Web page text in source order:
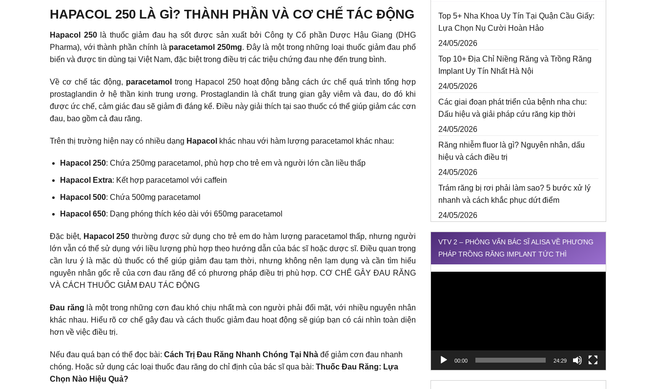
HAPACOL 250 LÀ GÌ? THÀNH PHẦN VÀ CƠ CHẾ TÁC ĐỘNG
Hapacol 250là thuốc giảm đau hạ sốt được sản xuất bởi Công ty Cổ phần Dược Hậu Giang (DHG
Pharma), với thành phần chính là paracetamol 250mg. Đây là một trong những loại thuốc giảm đau phổ
biến và được tin dùng tại Việt Nam, đặc biệt trong điều trị các triệu chứng đau nhẹ đến trung bình.
Về cơ chế tác động, paracetamol trong Hapacol 250 hoạt động bằng cách ức chế quá trình tổng hợp
prostaglandin ở hệ thần kinh trung ương. Prostaglandin là chất trung gian gây viêm và đau, do đó khi
được ức chế, cảm giác đau sẽ giảm đi đáng kể. Điều này giải thích tại sao thuốc có thể giúp giảm các cơn
đau, bao gồm cả đau răng.
Trên thị trường hiện nay có nhiều dạng Hapacol khác nhau với hàm lượng paracetamol khác nhau:
Hapacol 250: Chứa 250mg paracetamol, phù hợp cho trẻ em và người lớn cần liều thấp
Hapacol Extra: Kết hợp paracetamol với caffein
Hapacol 500: Chứa 500mg paracetamol
Hapacol 650: Dạng phóng thích kéo dài với 650mg paracetamol
Đặc biệt, Hapacol 250 thường được sử dụng cho trẻ em do hàm lượng paracetamol thấp, nhưng người
lớn vẫn có thể sử dụng với liều lượng phù hợp theo hướng dẫn của bác sĩ hoặc dược sĩ. Điều quan trọng
cần lưu ý là mặc dù thuốc có thể giúp giảm đau tạm thời, nhưng không nên lạm dụng và cần tìm hiểu
nguyên nhân gốc rễ của cơn đau răng để có phương pháp điều trị phù hợp. CƠ CHẾ GÂY ĐAU RĂNG
VÀ CÁCH THUỐC GIẢM ĐAU TÁC ĐỘNG
Đau răng là một trong những cơn đau khó chịu nhất mà con người phải đối mặt, với nhiều nguyên nhân
khác nhau. Hiểu rõ cơ chế gây đau và cách thuốc giảm đau hoạt động sẽ giúp bạn có cái nhìn toàn diện
hơn về việc điều trị.
Nếu đau quá bạn có thể đọc bài: Cách Trị Đau Răng Nhanh Chóng Tại Nhà để giảm cơn đau nhanh
chóng. Hoặc sử dụng các loại thuốc đau răng do chỉ định của bác sĩ qua bài: Thuốc Đau Răng: Lựa
Chọn Nào Hiệu Quả?
Top 5+ Nha Khoa Uy Tín Tại Quận Cầu Giấy:
Lựa Chọn Nụ Cười Hoàn Hảo
24/05/2026
Top 10+ Địa Chỉ Niềng Răng và Trồng Răng
Implant Uy Tín Nhất Hà Nội
24/05/2026
Các giai đoạn phát triển của bệnh nha chu:
Dấu hiệu và giải pháp cứu răng kịp thời
24/05/2026
Răng nhiễm fluor là gì? Nguyên nhân, dấu
hiệu và cách điều trị
24/05/2026
Trám răng bị rơi phải làm sao? 5 bước xử lý
nhanh và cách khắc phục dứt điểm
24/05/2026
VTV 2 – PHỎNG VẤN BÁC SĨ ALISA VỀ PHƯƠNG
PHÁP TRỒNG RĂNG IMPLANT TỨC THÌ
00:00 24:29